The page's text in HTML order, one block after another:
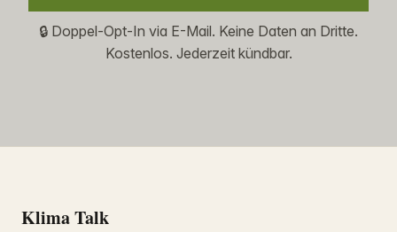
🔒 Doppel-Opt-In via E-Mail. Keine Daten an Dritte.
Kostenlos. Jederzeit kündbar.
Klima Talk